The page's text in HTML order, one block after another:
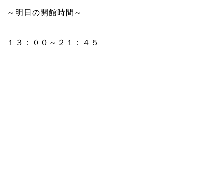
～明日の開館時間～
１３：００～２１：４５